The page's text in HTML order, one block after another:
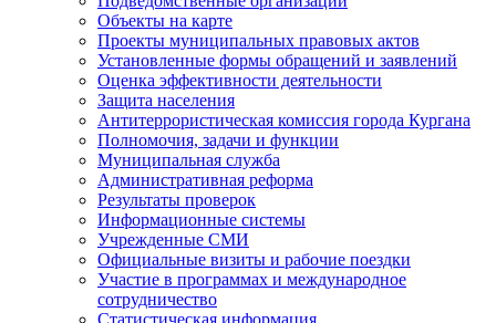
Объекты на карте
Проекты муниципальных правовых актов
Установленные формы обращений и заявлений
Оценка эффективности деятельности
Защита населения
Антитеррористическая комиссия города Кургана
Полномочия, задачи и функции
Муниципальная служба
Административная реформа
Результаты проверок
Информационные системы
Учрежденные СМИ
Официальные визиты и рабочие поездки
Участие в программах и международное
сотрудничество
Статистическая информация